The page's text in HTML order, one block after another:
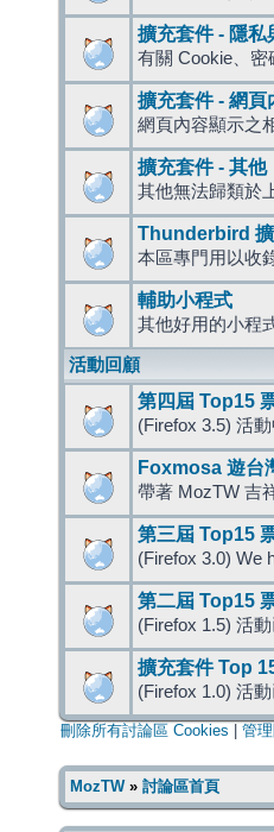
擴充套件 - 隱私
有關 Cookie、
擴充套件 - 網頁
網頁內容顯示之
擴充套件 - 其他
其他無法歸類於
Thunderbird
本區專門用以收
輔助小程式
其他好用的小程
活動回顧
第四屆 Top15
(Firefox 3.5) 活動
Foxmosa 遊台
帶著 MozTW 吉
第三屆 Top15
(Firefox 3.0) We
第二屆 Top15
(Firefox 1.5) 活動
擴充套件 Top
(Firefox 1.0) 活動
刪除所有討論區 Cookies 管
MozTW» 討論區首頁